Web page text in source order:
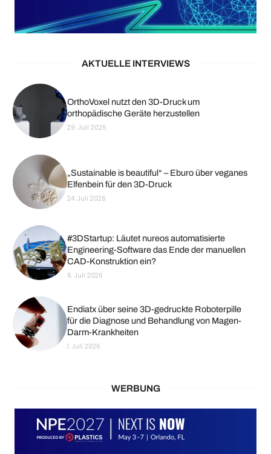
AKTUELLE INTERVIEWS
OrthoVoxel nutzt den 3D-Druck um
orthopädische Geräte herzustellen
29. Juli 2026
„Sustainable is beautiful“ – Eburo über veganes
Elfenbein für den 3D-Druck
24. Juli 2026
#3DStartup: Läutet nureos automatisierte
Engineering-Software das Ende der manuellen
CAD-Konstruktion ein?
6. Juli 2026
Endiatx über seine 3D-gedruckte Roboterpille
für die Diagnose und Behandlung von Magen-
Darm-Krankheiten
1. Juli 2026
WERBUNG